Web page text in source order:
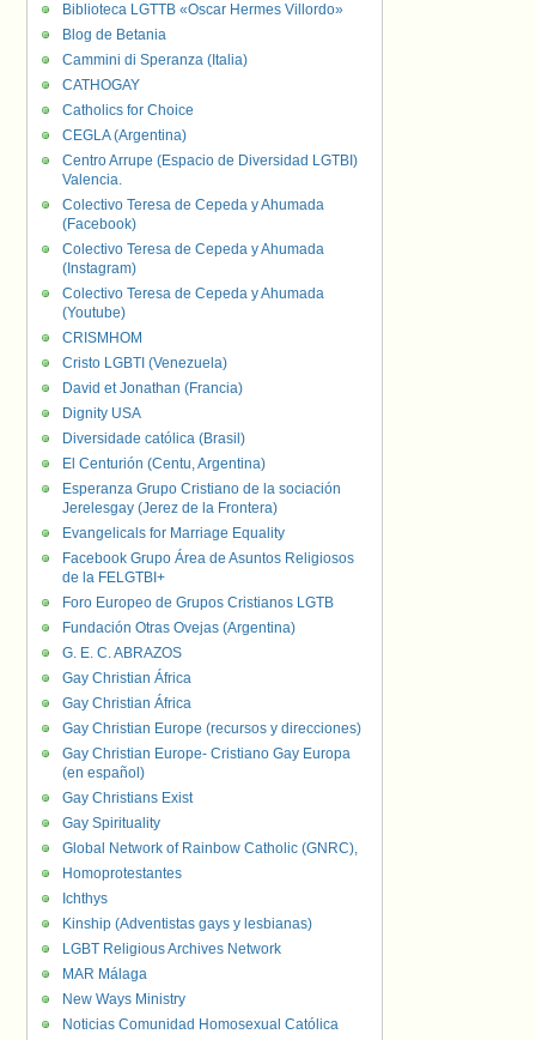
Biblioteca LGTTB «Oscar Hermes Villordo»
Blog de Betania
Cammini di Speranza (Italia)
CATHOGAY
Catholics for Choice
CEGLA (Argentina)
Centro Arrupe (Espacio de Diversidad LGTBI)
Valencia.
Colectivo Teresa de Cepeda y Ahumada
(Facebook)
Colectivo Teresa de Cepeda y Ahumada
(Instagram)
Colectivo Teresa de Cepeda y Ahumada
(Youtube)
CRISMHOM
Cristo LGBTI (Venezuela)
David et Jonathan (Francia)
Dignity USA
Diversidade católica (Brasil)
El Centurión (Centu, Argentina)
Esperanza Grupo Cristiano de la sociación
Jerelesgay (Jerez de la Frontera)
Evangelicals for Marriage Equality
Facebook Grupo Área de Asuntos Religiosos
de la FELGTBI+
Foro Europeo de Grupos Cristianos LGTB
Fundación Otras Ovejas (Argentina)
G. E. C. ABRAZOS
Gay Christian África
Gay Christian África
Gay Christian Europe (recursos y direcciones)
Gay Christian Europe- Cristiano Gay Europa
(en español)
Gay Christians Exist
Gay Spirituality
Global Network of Rainbow Catholic (GNRC),
Homoprotestantes
Ichthys
Kinship (Adventistas gays y lesbianas)
LGBT Religious Archives Network
MAR Málaga
New Ways Ministry
Noticias Comunidad Homosexual Católica